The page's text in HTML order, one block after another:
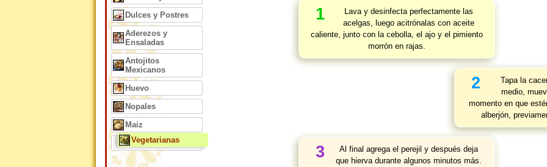
1
Lava y desinfecta perfectamente las
acelgas, luego acitrónalas con aceite
caliente, junto con la cebolla, el ajo y el pimiento
morrón en rajas.
2
Tapa la
medio,
momento en que
alberjón,
3
Al final agrega el perejil y después deja
que hierva durante algunos minutos más.
Dulces y Postres
Aderezos y
Ensaladas
Antojitos
Mexicanos
Huevo
Nopales
Maiz
Vegetarianas